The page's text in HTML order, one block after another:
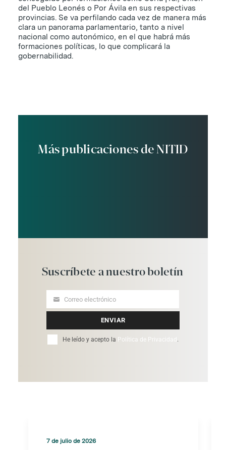
del Pueblo Leonés o Por Ávila en sus respectivas
provincias. Se va perfilando cada vez de manera más
clara un panorama parlamentario, tanto a nivel
nacional como autonómico, en el que habrá más
formaciones políticas, lo que complicará la
gobernabilidad.
Más publicaciones de NITID
Suscríbete a nuestroboletín
Your
Correo electrónico
ENVIAR
He leído y acepto la Política de Privacidad .
7 de julio de 2026